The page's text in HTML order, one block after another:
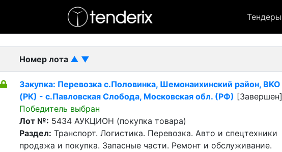
Тендеры
- Завершенный лот
Номер лота ▲ ▼
Закупка: Перевозка с.Половинка, Шемонаихинский район, ВКО
(РК) - с.Павловская Слобода, Московская обл. (РФ) [Завершен]
Победитель выбран
Лот №: 5434 АУКЦИОН (покупка товара)
Раздел: Транспорт. Логистика. Перевозка. Авто и спецтехники
продажа и покупка. Запасные части. Ремонт и обслуживание.